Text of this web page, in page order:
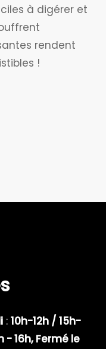
à digérer et
rendent
!
:10h-12h / 15h-
- 16h, Fermé le